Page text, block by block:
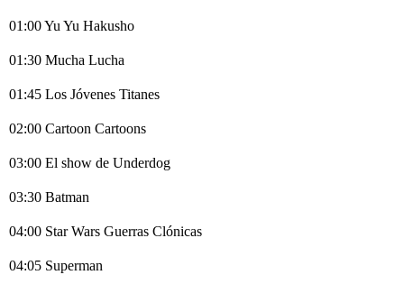
01:00 Yu Yu Hakusho
01:30 Mucha Lucha
01:45 Los Jóvenes Titanes
02:00 Cartoon Cartoons
03:00 El show de Underdog
03:30 Batman
04:00 Star Wars Guerras Clónicas
04:05 Superman